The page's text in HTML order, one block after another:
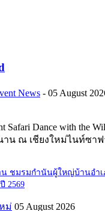
News - 05 August
Dance with the
น ณ เชียงใหม่ไนท์ซาฟ
ชมรมกำนันผู้ใหญ่บ้านอำเ
2569
ม่ 05 August 2026